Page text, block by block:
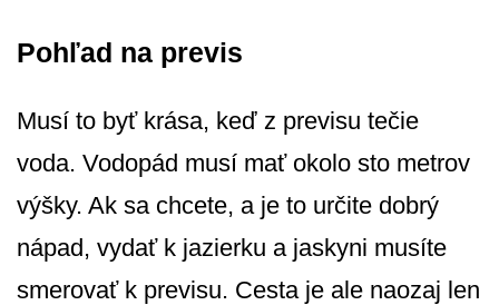
Pohľad na previs
Musí to byť krása, keď z previsu tečie
voda. Vodopád musí mať okolo sto metrov
výšky. Ak sa chcete, a je to určite dobrý
nápad, vydať k jazierku a jaskyni musíte
smerovať k previsu. Cesta je ale naozaj len